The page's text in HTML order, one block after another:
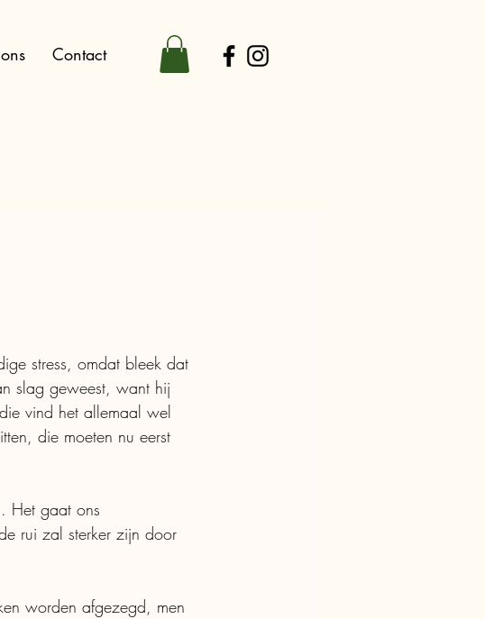
Contact
stress, omdat bleek dat
slag geweest, want hij
vind het allemaal wel
die moeten nu eerst
Het gaat ons
rui zal sterker zijn door
worden afgezegd, men